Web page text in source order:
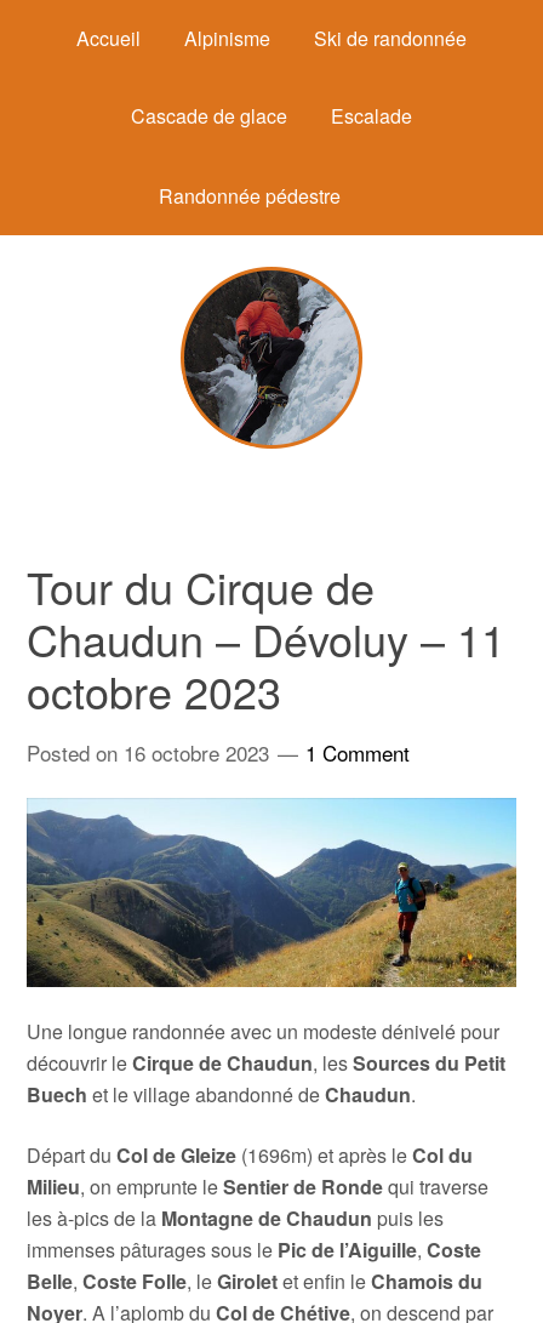
Accueil Alpinisme Ski de randonnée
Cascade de glace Escalade
Randonnée pédestre
Tour du Cirque de
Chaudun – Dévoluy – 11
octobre 2023
Posted on 16 octobre 2023 1 Comment
Une longue randonnée avec un modeste dénivelé pour
découvrir leCirque de Chaudun, lesSources du Petit
Buech et le village abandonné deChaudun.
Départ duCol de Gleize (1696m) et après leCol du
Milieu, on emprunte leSentier de Rondequi traverse
les à-pics de la Montagne de Chaudun puis les
immenses pâturages sous le Pic de l’Aiguille,Coste
Belle,Coste Folle, leGiroletet enfin leChamois du
Noyer. A l’aplomb du Col de Chétive, on descend par